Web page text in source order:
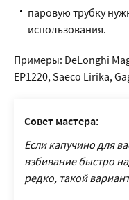
паровую трубку
использования.
Примеры: DeLonghi
EP1220, Saeco Lirika,
Совет мастера:
Если капучино для
взбивание быстро
редко, такой